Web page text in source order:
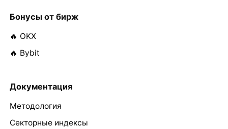
Бонусы от бирж
🔥 OKX
🔥 Bybit
Документация
Методология
Секторные индексы